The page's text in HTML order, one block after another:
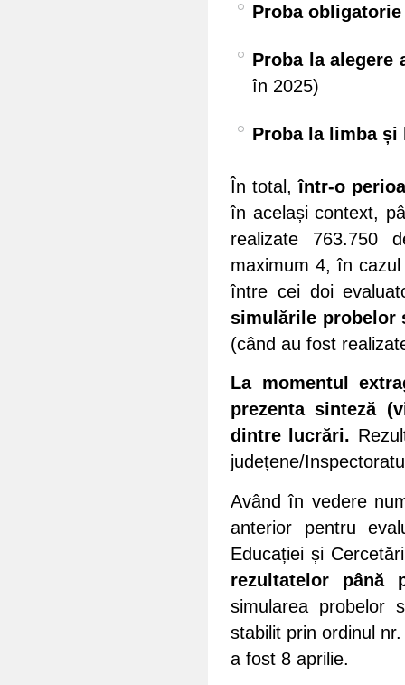
Proba
Proba la
în 2025)
Proba la limba
În total,într-o
în același context,
realizate 763.750
maximum 4, în
între cei doi
simulările probelor
(când au fost
La momentul
prezenta sinteză
dintre lucrări.
județene/
Având în vedere
anterior pentru
Educației și
rezultatelor
simularea probelor
stabilit prin ordinul
a fost 8 aprilie.